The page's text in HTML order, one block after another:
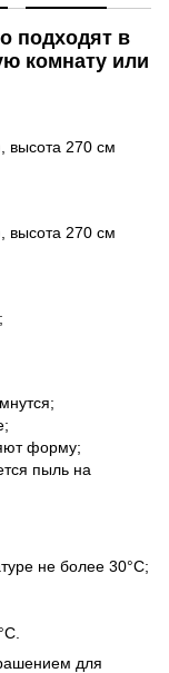
подходят в
комнату или
высота 270 см
высота 270 см
форму;
пыль на
не более 30°C;
для